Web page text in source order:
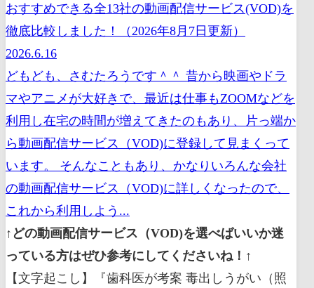
おすすめできる全13社の動画配信サービス(VOD)を
徹底比較しました！（2026年8月7日更新）
2026.6.16
どもども、さむたろうです＾＾ 昔から映画やドラ
マやアニメが大好きで、最近は仕事もZOOMなどを
利用し在宅の時間が増えてきたのもあり、片っ端か
ら動画配信サービス（VOD)に登録して見まくって
います。 そんなこともあり、かなりいろんな会社
の動画配信サービス（VOD)に詳しくなったので、
これから利用しよう...
↑どの動画配信サービス（VOD)を選べばいいか迷
っている方はぜひ参考にしてくださいね！↑
【文字起こし】『歯科医が考案 毒出しうがい（照